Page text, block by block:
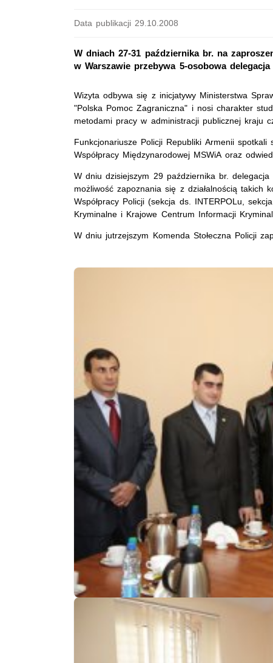
Data publikacji 29.10.2008
W dniach 27-31 października br. na
w Warszawie przebywa 5-osobowa
Wizyta odbywa się z inicjatywy Ministerstwa
"Polska Pomoc Zagraniczna" i nosi charakter
metodami pracy w administracji publicznej kraju
Funkcjonariusze Policji Republiki Armenii
Współpracy Międzynarodowej MSWiA oraz
W dniu dzisiejszym 29 października br. delegacja
możliwość zapoznania się z działalnością takich
Współpracy Policji (sekcja ds. INTERPOLu,
Kryminalne i Krajowe Centrum Informacji
W dniu jutrzejszym Komenda Stołeczna Policji